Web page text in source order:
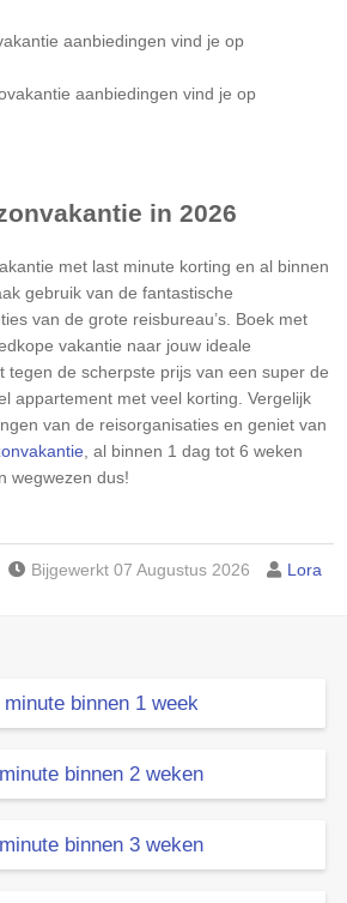
aanbiedingen vind je op
aanbiedingen vind je op
in 2026
met last minute korting en al binnen
gebruik van de fantastische
van de grote reisbureau’s. Boek met
vakantie naar jouw ideale
tegen de scherpste prijs van een super de
appartement met veel korting. Vergelijk
van de reisorganisaties en geniet van
, al binnen 1 dag tot 6 weken
wegwezen dus!
Bijgewerkt 07 Augustus 2026 Lora
minute binnen 1 week
binnen 2 weken
binnen 3 weken